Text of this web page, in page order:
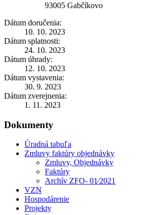
93005 Gabčíkovo
Dátum doručenia:
10. 10. 2023
Dátum splatnosti:
24. 10. 2023
Dátum úhrady:
12. 10. 2023
Dátum vystavenia:
30. 9. 2023
Dátum zverejnenia:
1. 11. 2023
Dokumenty
Úradná tabuľa
Zmluvy faktúry objednávky
Zmluvy, Objednávky
Faktúry
Archív ZFO- 01⁄2021
VZN
Hospodárenie
Projekty